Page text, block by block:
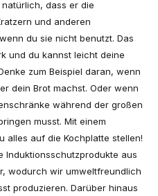
dass er die
und anderen
du sie nicht benutzt. Das
und du kannst leicht deine
zum Beispiel daran, wenn
dein Brot machst. Oder wenn
während der großen
musst. Mit einem
alles auf die Kochplatte stellen!
Induktionsschutzprodukte aus
wodurch wir umweltfreundlich
produzieren. Darüber hinaus